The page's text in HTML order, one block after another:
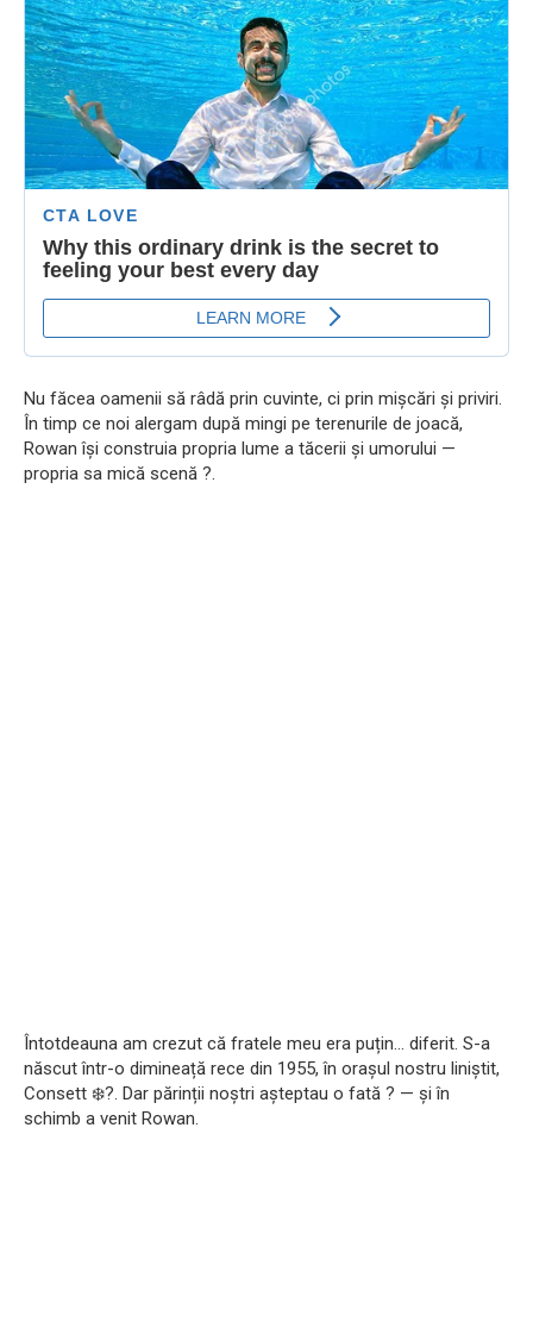
Nu făcea oamenii să râdă prin cuvinte, ci prin mișcări și priviri.
În timp ce noi alergam după mingi pe terenurile de joacă,
Rowan își construia propria lume a tăcerii și umorului —
propria sa mică scenă ?.
Întotdeauna am crezut că fratele meu era puțin… diferit. S-a
născut într-o dimineață rece din 1955, în orașul nostru liniștit,
Consett ❄️?. Dar părinții noștri așteptau o fată ? — și în
schimb a venit Rowan.